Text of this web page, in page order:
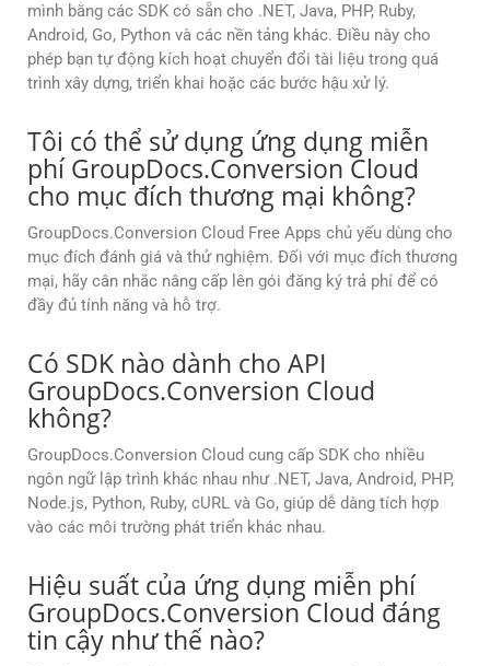
mình bằng các SDK có sẵn cho .NET, Java, PHP, Ruby,
Android, Go, Python và các nền tảng khác. Điều này cho
phép bạn tự động kích hoạt chuyển đổi tài liệu trong quá
trình xây dựng, triển khai hoặc các bước hậu xử lý.
Tôi có thể sử dụng ứng dụng miễn
phí GroupDocs.Conversion Cloud
cho mục đích thương mại không?
GroupDocs.Conversion Cloud Free Apps chủ yếu dùng cho
mục đích đánh giá và thử nghiệm. Đối với mục đích thương
mại, hãy cân nhắc nâng cấp lên gói đăng ký trả phí để có
đầy đủ tính năng và hỗ trợ.
Có SDK nào dành cho API
GroupDocs.Conversion Cloud
không?
GroupDocs.Conversion Cloud cung cấp SDK cho nhiều
ngôn ngữ lập trình khác nhau như .NET, Java, Android, PHP,
Node.js, Python, Ruby, cURL và Go, giúp dễ dàng tích hợp
vào các môi trường phát triển khác nhau.
Hiệu suất của ứng dụng miễn phí
GroupDocs.Conversion Cloud đáng
tin cậy như thế nào?